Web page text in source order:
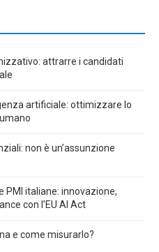
attrarre i candidati
artificiale: ottimizzare lo
non è un’assunzione
PMI italiane: innovazione,
con l’EU AI Act
e come misurarlo?